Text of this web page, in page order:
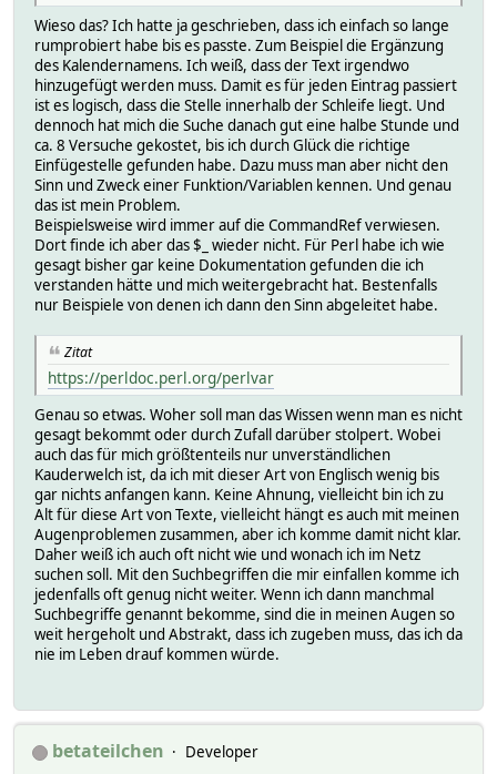
Wieso das? Ich hatte ja geschrieben, dass ich einfach so lange
rumprobiert habe bis es passte. Zum Beispiel die Ergänzung
des Kalendernamens. Ich weiß, dass der Text irgendwo
hinzugefügt werden muss. Damit es für jeden Eintrag passiert
ist es logisch, dass die Stelle innerhalb der Schleife liegt. Und
dennoch hat mich die Suche danach gut eine halbe Stunde und
ca. 8 Versuche gekostet, bis ich durch Glück die richtige
Einfügestelle gefunden habe. Dazu muss man aber nicht den
Sinn und Zweck einer Funktion/Variablen kennen. Und genau
das ist mein Problem.
Beispielsweise wird immer auf die CommandRef verwiesen.
Dort finde ich aber das $_ wieder nicht. Für Perl habe ich wie
gesagt bisher gar keine Dokumentation gefunden die ich
verstanden hätte und mich weitergebracht hat. Bestenfalls
nur Beispiele von denen ich dann den Sinn abgeleitet habe.
Zitat
https://perldoc.perl.org/perlvar
Genau so etwas. Woher soll man das Wissen wenn man es nicht
gesagt bekommt oder durch Zufall darüber stolpert. Wobei
auch das für mich größtenteils nur unverständlichen
Kauderwelch ist, da ich mit dieser Art von Englisch wenig bis
gar nichts anfangen kann. Keine Ahnung, vielleicht bin ich zu
Alt für diese Art von Texte, vielleicht hängt es auch mit meinen
Augenproblemen zusammen, aber ich komme damit nicht klar.
Daher weiß ich auch oft nicht wie und wonach ich im Netz
suchen soll. Mit den Suchbegriffen die mir einfallen komme ich
jedenfalls oft genug nicht weiter. Wenn ich dann manchmal
Suchbegriffe genannt bekomme, sind die in meinen Augen so
weit hergeholt und Abstrakt, dass ich zugeben muss, das ich da
nie im Leben drauf kommen würde.
betateilchen
Developer